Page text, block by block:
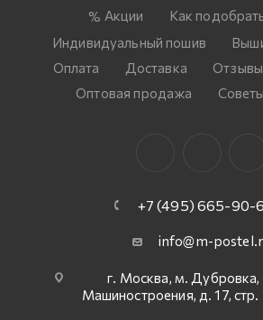
Акции
Как
Индивидуальный пошив
Оплата
Доставка Отзывы
Оптовая продажа
+7 (495) 665-90-
info@m-
г. Москва, м. Дубровка,
Машиностроения, д. 17, стр.